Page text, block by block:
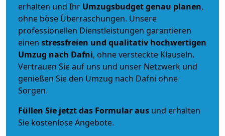
erhalten und Ihr Umzugsbudgetgenau planen,
ohne böse Überraschungen. Unsere
professionellen Dienstleistungen garantieren
einen stressfreien und qualitativ hochwertigen
Umzug nach Dafni, ohne versteckte Klauseln.
Vertrauen Sie auf uns und unser Netzwerk und
genießen Sie den Umzug nach Dafni ohne
Sorgen.
Füllen Sie jetzt das Formular aus und erhalten
Sie kostenlose Angebote.